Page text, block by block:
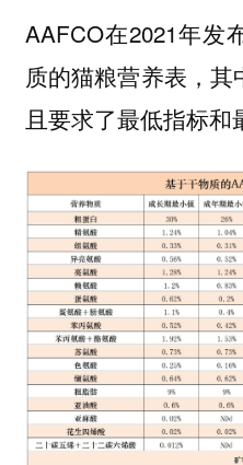
AAFCO在2021年发
质的猫粮营养表，
且要求了最低指标和